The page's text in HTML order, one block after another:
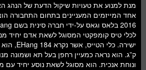
מנת למנוע את טעויות שיקול הדעת של הנהג
לכלי טיס קומפקטי המסוגל לשאת אדם יחיד
ק”ג. הוא נראה כמעיין רחפן בעל תא ושמונה
ונוחת אנכית. הוא מסוגל לשאת נוסע יחיד עם